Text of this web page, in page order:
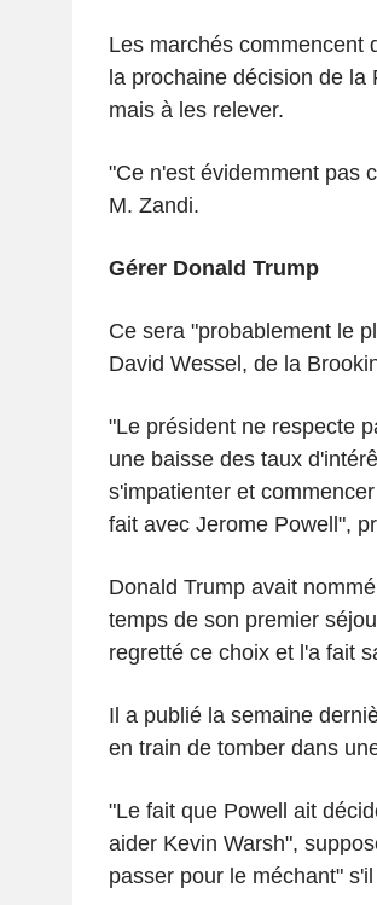
Les marchés commencent
la prochaine décision de la
mais à les relever.
"Ce n'est évidemment pas
M. Zandi.
Gérer Donald Trump
Ce sera "probablement le
David Wessel, de la
"Le président ne respecte
une baisse des taux
s'impatienter et
fait avec Jerome Powell",
Donald Trump avait
temps de son premier
regretté ce choix et l'a fait
Il a publié la semaine
en train de tomber dans
"Le fait que Powell ait
aider Kevin Warsh",
passer pour le méchant"